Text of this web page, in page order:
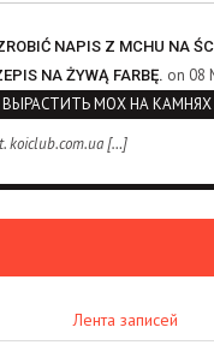
NAPIS Z MCHU NA
NA ŻYWĄ FARBĘ. on 08
koiclub.com.ua […]
Лента записей